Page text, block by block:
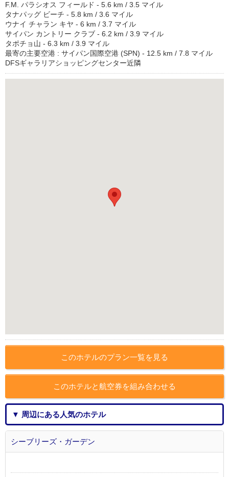
F.M. パラシオス フィールド - 5.6 km / 3.5 マイル
タナパッグ ビーチ - 5.8 km / 3.6 マイル
ウナイ チャラン キヤ - 6 km / 3.7 マイル
サイパン カントリー クラブ - 6.2 km / 3.9 マイル
タポチョ山 - 6.3 km / 3.9 マイル
最寄の主要空港 : サイパン国際空港 (SPN) - 12.5 km / 7.8 マイル
DFSギャラリアショッピングセンター近隣
このホテルのプラン一覧を見る
このホテルと航空券を組み合わせる
▼ 周辺にある人気のホテル
シーブリーズ・ガーデン